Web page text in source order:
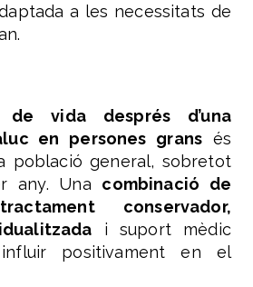
a les necessitats de
de vida després d’una
en persones grans és
població general, sobretot
any. Una combinació de
conservador,
i suport mèdic
positivament en el